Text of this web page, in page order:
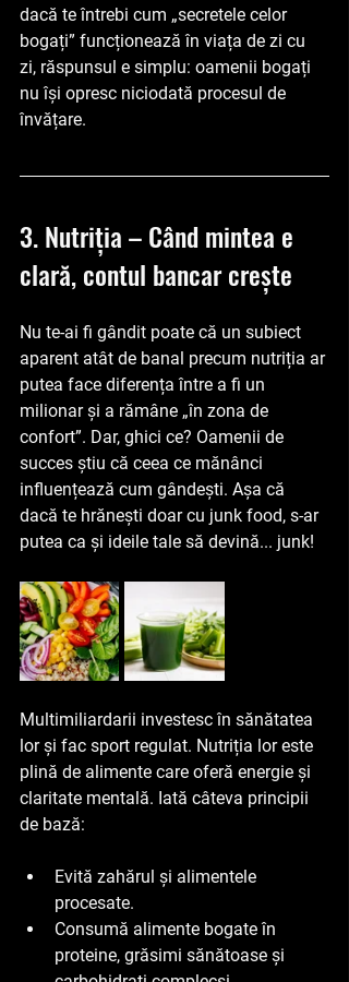
dacă te întrebi cum „secretele celor
bogați” funcționează în viața de zi cu
zi, răspunsul e simplu: oamenii bogați
nu își opresc niciodată procesul de
învățare.
3. Nutriția – Când mintea e
clară, contul bancar crește
Nu te-ai fi gândit poate că un subiect
aparent atât de banal precum nutriția ar
putea face diferența între a fi un
milionar și a rămâne „în zona de
confort”. Dar, ghici ce? Oamenii de
succes știu că ceea ce mănânci
influențează cum gândești. Așa că
dacă te hrănești doar cu junk food, s-ar
putea ca și ideile tale să devină... junk!
Multimiliardarii investesc în sănătatea
lor și fac sport regulat. Nutriția lor este
plină de alimente care oferă energie și
claritate mentală. Iată câteva principii
de bază:
Evită zahărul și alimentele
procesate.
Consumă alimente bogate în
proteine, grăsimi sănătoase și